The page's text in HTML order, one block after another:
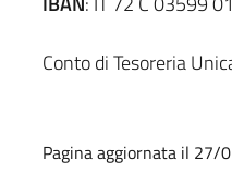
Conto di Tesoreria
Pagina aggiornata il 27/